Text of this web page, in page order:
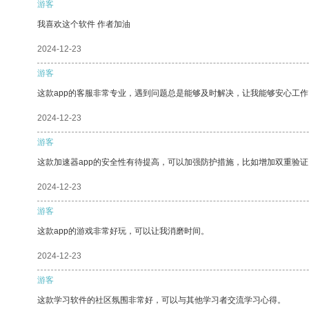
游客
我喜欢这个软件 作者加油
2024-12-23
游客
这款app的客服非常专业，遇到问题总是能够及时解决，让我能够安心工
2024-12-23
游客
这款加速器app的安全性有待提高，可以加强防护措施，比如增加双重验
2024-12-23
游客
这款app的游戏非常好玩，可以让我消磨时间。
2024-12-23
游客
这款学习软件的社区氛围非常好，可以与其他学习者交流学习心得。